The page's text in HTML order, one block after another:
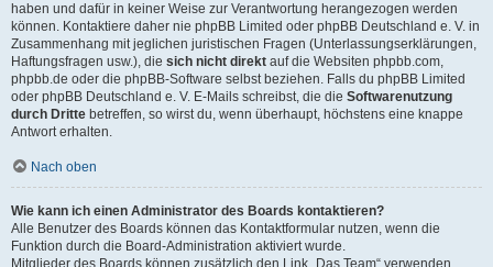
haben und dafür in keiner Weise zur Verantwortung herangezogen werden
können. Kontaktiere daher nie phpBB Limited oder phpBB Deutschland e. V. in
Zusammenhang mit jeglichen juristischen Fragen (Unterlassungserklärungen,
Haftungsfragen usw.), die sich nicht direkt auf die Websiten phpbb.com,
phpbb.de oder die phpBB-Software selbst beziehen. Falls du phpBB Limited
oder phpBB Deutschland e. V. E-Mails schreibst, die die Softwarenutzung
durch Dritte betreffen, so wirst du, wenn überhaupt, höchstens eine knappe
Antwort erhalten.
Nach oben
Wie kann ich einen Administrator des Boards kontaktieren?
Alle Benutzer des Boards können das Kontaktformular nutzen, wenn die
Funktion durch die Board-Administration aktiviert wurde.
Mitglieder des Boards können zusätzlich den Link „Das Team“ verwenden.